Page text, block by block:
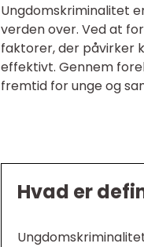
Ungdomskriminalitet
verden over. Ved at
faktorer, der påvirker
effektivt. Gennem
fremtid for unge og
Hvad er